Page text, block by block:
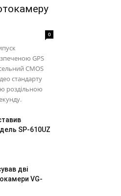
0
GPS
CMOS
стандарту
роздільною
SP-610UZ
дві
VG-